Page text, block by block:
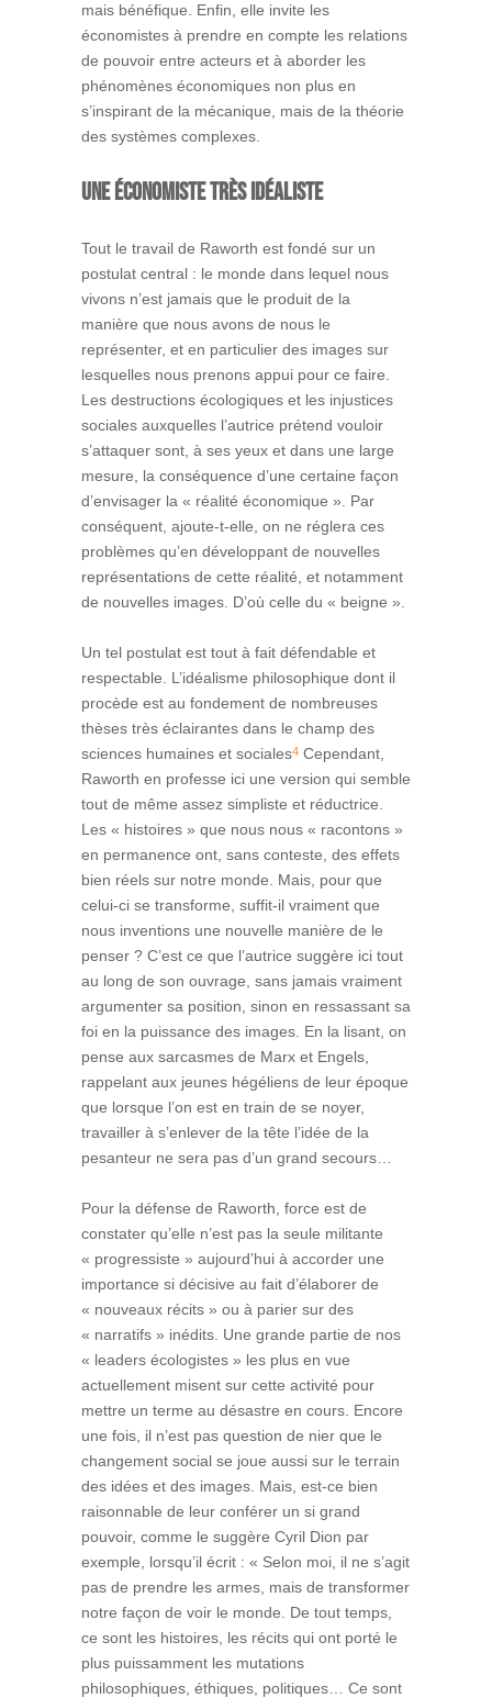
mais bénéfique. Enfin, elle invite les
économistes à prendre en compte les relations
de pouvoir entre acteurs et à aborder les
phénomènes économiques non plus en
s’inspirant de la mécanique, mais de la théorie
des systèmes complexes.
Une économiste très idéaliste
Tout le travail de Raworth est fondé sur un
postulat central : le monde dans lequel nous
vivons n’est jamais que le produit de la
manière que nous avons de nous le
représenter, et en particulier des images sur
lesquelles nous prenons appui pour ce faire.
Les destructions écologiques et les injustices
sociales auxquelles l’autrice prétend vouloir
s’attaquer sont, à ses yeux et dans une large
mesure, la conséquence d’une certaine façon
d’envisager la « réalité économique ». Par
conséquent, ajoute-t-elle, on ne réglera ces
problèmes qu’en développant de nouvelles
représentations de cette réalité, et notamment
de nouvelles images. D’où celle du « beigne ».
Un tel postulat est tout à fait défendable et
respectable. L’idéalisme philosophique dont il
procède est au fondement de nombreuses
thèses très éclairantes dans le champ des
sciences humaines et sociales4 Cependant,
Raworth en professe ici une version qui semble
tout de même assez simpliste et réductrice.
Les « histoires » que nous nous « racontons »
en permanence ont, sans conteste, des effets
bien réels sur notre monde. Mais, pour que
celui-ci se transforme, suffit-il vraiment que
nous inventions une nouvelle manière de le
penser ? C’est ce que l’autrice suggère ici tout
au long de son ouvrage, sans jamais vraiment
argumenter sa position, sinon en ressassant sa
foi en la puissance des images. En la lisant, on
pense aux sarcasmes de Marx et Engels,
rappelant aux jeunes hégéliens de leur époque
que lorsque l’on est en train de se noyer,
travailler à s’enlever de la tête l’idée de la
pesanteur ne sera pas d’un grand secours…
Pour la défense de Raworth, force est de
constater qu’elle n’est pas la seule militante
« progressiste » aujourd’hui à accorder une
importance si décisive au fait d’élaborer de
« nouveaux récits » ou à parier sur des
« narratifs » inédits. Une grande partie de nos
« leaders écologistes » les plus en vue
actuellement misent sur cette activité pour
mettre un terme au désastre en cours. Encore
une fois, il n’est pas question de nier que le
changement social se joue aussi sur le terrain
des idées et des images. Mais, est-ce bien
raisonnable de leur conférer un si grand
pouvoir, comme le suggère Cyril Dion par
exemple, lorsqu’il écrit : « Selon moi, il ne s’agit
pas de prendre les armes, mais de transformer
notre façon de voir le monde. De tout temps,
ce sont les histoires, les récits qui ont porté le
plus puissamment les mutations
philosophiques, éthiques, politiques… Ce sont